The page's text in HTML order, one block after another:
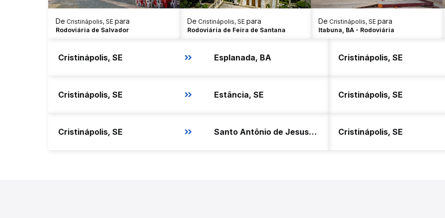
De Cristinápolis, SE para
Rodoviária de Salvador
De Cristinápolis, SE para
Rodoviária de Feira de Santana
De Cristinápolis, SE para
Itabuna, BA - Rodoviária
Cristinápolis, SE Esplanada, BA Cristinápolis, SE
Cristinápolis, SE Estância, SE Cristinápolis, SE
Cristinápolis, SE Santo Antônio de Jesus, BA Cristinápolis, SE